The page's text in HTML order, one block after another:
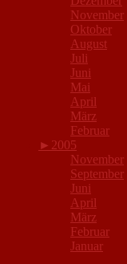
November
Oktober
August
Juli
Juni
Mai
April
März
Februar
► 2005
November
September
Juni
April
März
Februar
Januar